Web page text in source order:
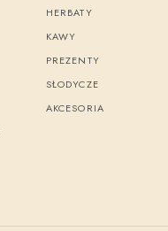
HERBATY
KAWY
PREZENTY
SŁODYCZE
AKCESORIA